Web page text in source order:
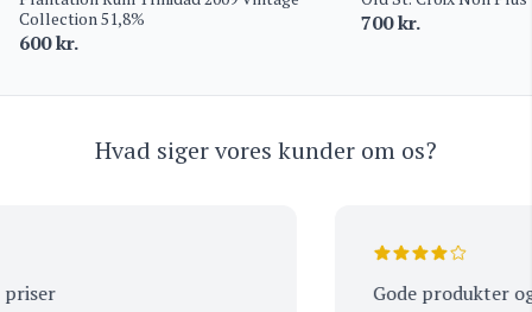
Collection 51,8%
600kr.
700kr.
Hvad siger vores kunder om os?
Gode produkter og